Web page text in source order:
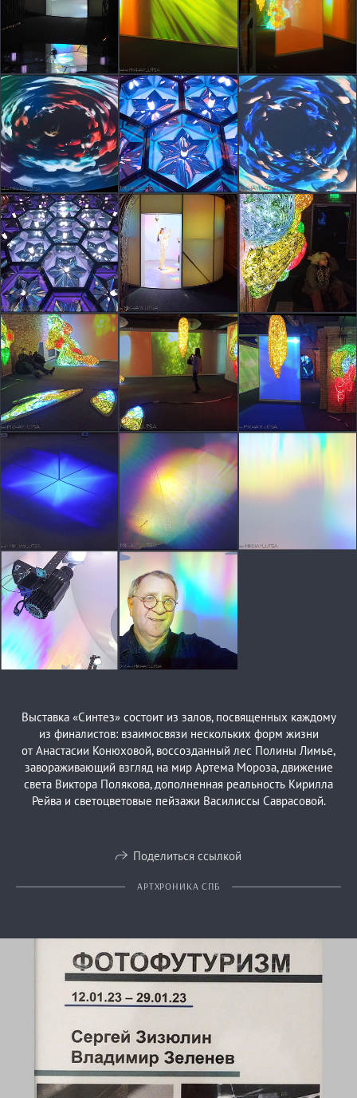
Выставка «Синтез» состоит из залов, посвященных каждому
из финалистов: взаимосвязи нескольких форм жизни
от Анастасии Конюховой, воссозданный лес Полины Лимье,
завораживающий взгляд на мир Артема Мороза, движение
света Виктора Полякова, дополненная реальность Кирилла
Рейва и светоцветовые пейзажи Василиссы Саврасовой.
Поделиться ссылкой
АРТХРОНИКА СПБ